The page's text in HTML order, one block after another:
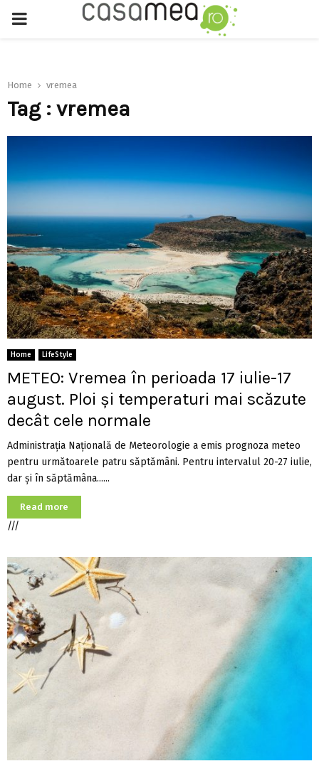
PRIMARY
Home vremea
Tag : vremea
Home LifeStyle
METEO: Vremea în perioada 17 iulie-17
august. Ploi și temperaturi mai scăzute
decât cele normale
Administraţia Naţională de Meteorologie a emis prognoza meteo
pentru următoarele patru săptămâni. Pentru intervalul 20-27 iulie,
dar şi în săptămâna......
Read more
///